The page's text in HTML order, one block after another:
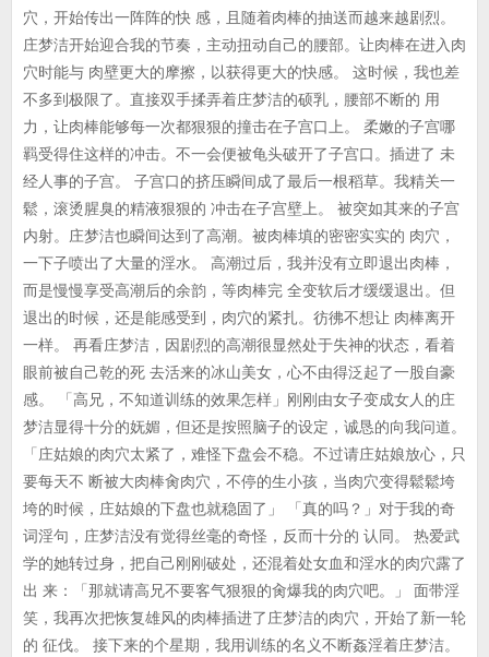
穴，开始传出一阵阵的快 感，且随着肉棒的抽送而越来越剧烈。
庄梦洁开始迎合我的节奏，主动扭动自己的腰部。让肉棒在进入肉
穴时能与 肉壁更大的摩擦，以获得更大的快感。 这时候，我也差
不多到极限了。直接双手揉弄着庄梦洁的硕乳，腰部不断的 用
力，让肉棒能够每一次都狠狠的撞击在子宫口上。 柔嫩的子宫哪
羁受得住这样的冲击。不一会便被龟头破开了子宫口。插进了 未
经人事的子宫。 子宫口的挤压瞬间成了最后一根稻草。我精关一
鬆，滚烫腥臭的精液狠狠的 冲击在子宫壁上。 被突如其来的子宫
内射。庄梦洁也瞬间达到了高潮。被肉棒填的密密实实的 肉穴，
一下子喷出了大量的淫水。 高潮过后，我并没有立即退出肉棒，
而是慢慢享受高潮后的余韵，等肉棒完 全变软后才缓缓退出。但
退出的时候，还是能感受到，肉穴的紧扎。彷彿不想让 肉棒离开
一样。 再看庄梦洁，因剧烈的高潮很显然处于失神的状态，看着
眼前被自己乾的死 去活来的冰山美女，心不由得泛起了一股自豪
感。 「高兄，不知道训练的效果怎样」刚刚由女子变成女人的庄
梦洁显得十分的妩媚，但还是按照脑子的设定，诚恳的向我问道。
「庄姑娘的肉穴太紧了，难怪下盘会不稳。不过请庄姑娘放心，只
要每天不 断被大肉棒肏肉穴，不停的生小孩，当肉穴变得鬆鬆垮
垮的时候，庄姑娘的下盘也就稳固了」 「真的吗？」对于我的奇
词淫句，庄梦洁没有觉得丝毫的奇怪，反而十分的 认同。 热爱武
学的她转过身，把自己刚刚破处，还混着处女血和淫水的肉穴露了
出 来：「那就请高兄不要客气狠狠的肏爆我的肉穴吧。」 面带淫
笑，我再次把恢复雄风的肉棒插进了庄梦洁的肉穴，开始了新一轮
的 征伐。 接下来的个星期，我用训练的名义不断姦淫着庄梦洁。